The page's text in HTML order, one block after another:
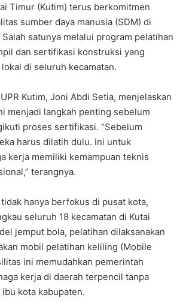
Timur (Kutim) terus berkomitmen
sumber daya manusia (SDM) di
satunya melalui program pelatihan
dan sertifikasi konstruksi yang
di seluruh kecamatan.
Kutim, Joni Abdi Setia, menjelaskan
menjadi langkah penting sebelum
proses sertifikasi. “Sebelum
harus dilatih dulu. Ini untuk
kerja memiliki kemampuan teknis
terangnya.
hanya berfokus di pusat kota,
seluruh 18 kecamatan di Kutai
jemput bola, pelatihan dilaksanakan
mobil pelatihan keliling (Mobile
ini memudahkan pemerintah
kerja di daerah terpencil tanpa
kota kabupaten.